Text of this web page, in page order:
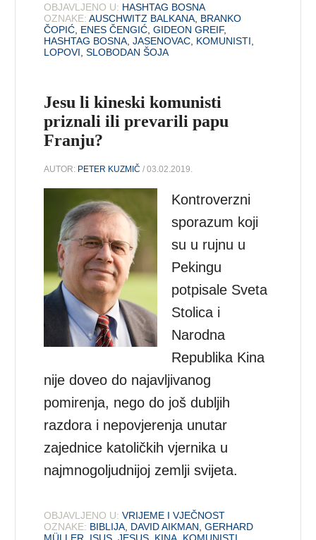
OBJAVLJENO U: HASHTAG BOSNA
OZNAKE: AUSCHWITZ BALKANA BRANKO
ČOPIĆ ENES ČENGIĆ ,GIDEON GREIF,
HASHTAG BOSNA ,JASENOVAC KOMUNISTI
LOPOVI ,SLOBODAN ŠOJA
Jesu li kineski komunisti
priznali ili prevarili papu
Franju?
AUTOR: PETER KUZMIČ / 03.02.2019.
Kontroverzni
sporazum koji
su u rujnu u
Pekingu
potpisale Sveta
Stolica i
Narodna
Republika Kina
nije doveo do najavljivanog
pomirenja, nego do još dubljih
razdora i nepovjerenja unutar
zajednice katoličkih vjernika u
najmnogoljudnijoj zemlji svijeta.
OBJAVLJENO U: VRIJEME I VJEČNOST
OZNAKE: BIBLIJA DAVID AIKMAN ,GERHARD
MÜLLER
ISUS ,JESUS KINA KOMUNISTI